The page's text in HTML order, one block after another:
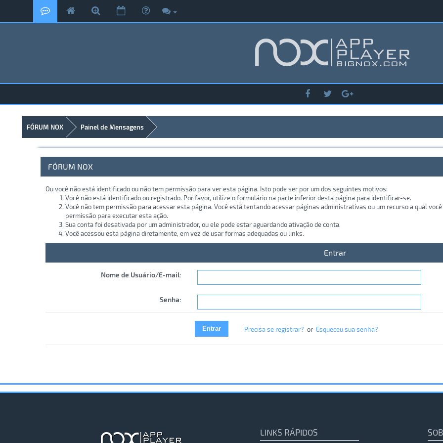
FÓRUM NOX Painel de Mensagens
FÓRUM NOX
Ou você não está identificado ou não tem permissão para ver esta página. Isto pode ser por um dos seguintes motivos:
Você não está identificado ou registrado. Por favor, utilize o formulário na parte inferior desta página para identificar-se.
Você não tem permissão para acessar esta página. Você está tentando acessar páginas administrativas ou um recurso a qual
permissão para executar esta ação.
Sua conta foi desativada por um administrador, ou ele pode estar aguardando ativação de conta.
Você acessou esta página diretamente, em vez de usar formas adequadas ou links.
Entrar
Nome de Usuário/E-mail:
Senha:
Precisa se registrar? or Esqueceu sua senha?
LINKS RÁPIDOS